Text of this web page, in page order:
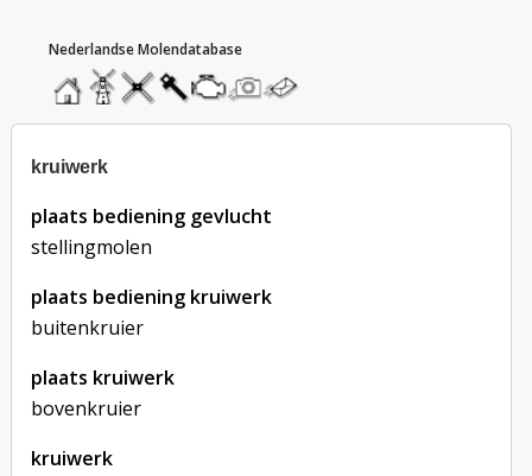
homemolendatabase
roedendatabase
assendatabase
motorendatabase
stuur
een
foto
stuur
een
bericht
kruiwerk
plaats bediening gevlucht
stellingmolen
plaats bediening kruiwerk
buitenkruier
plaats kruiwerk
bovenkruier
kruiwerk